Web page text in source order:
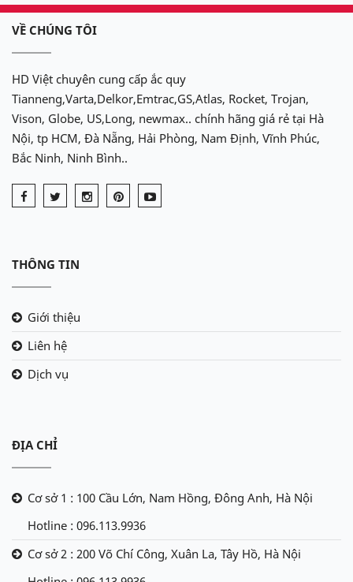
VỀ CHÚNG TÔI
HD Việt chuyên cung cấp ắc quy
Tianneng,Varta,Delkor,Emtrac,GS,Atlas, Rocket, Trojan,
Vison, Globe, US,Long, newmax.. chính hãng giá rẻ tại Hà
Nội, tp HCM, Đà Nẵng, Hải Phòng, Nam Định, Vĩnh Phúc,
Bắc Ninh, Ninh Bình..
THÔNG TIN
Giới thiệu
Liên hệ
Dịch vụ
ĐỊA CHỈ
Cơ sở 1 : 100 Cầu Lớn, Nam Hồng, Đông Anh, Hà Nội
Hotline : 096.113.9936
Cơ sở 2 : 200 Võ Chí Công, Xuân La, Tây Hồ, Hà Nội